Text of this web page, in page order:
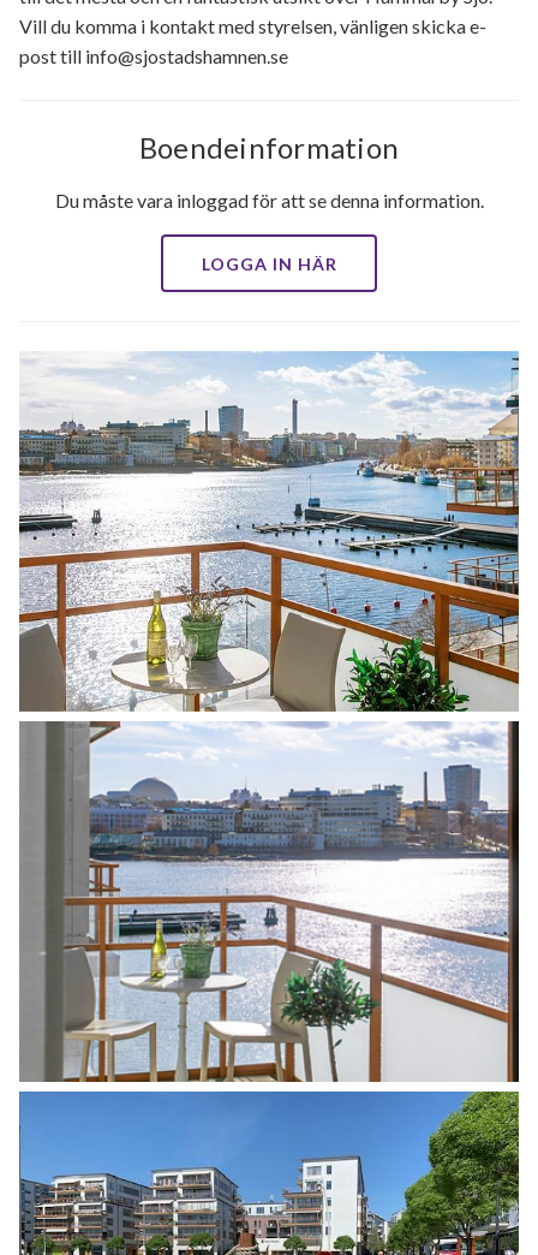
Vill du komma i kontakt med styrelsen, vänligen skicka e-
post till info@sjostadshamnen.se
Boendeinformation
Du måste vara inloggad för att se denna information.
LOGGA IN HÄR